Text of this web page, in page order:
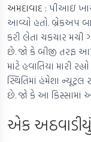
અમદાવાદ : પીઆઇ
આવ્યો હતો. બ્રેકઅપ
કરી લેતા ચકચાર
છે. જો કે બીજી તરફ
માટે હવાતિયા મારી
સ્થિતિમાં હંમેશા
છે. જો કે આ કિસ્સામાં
એક